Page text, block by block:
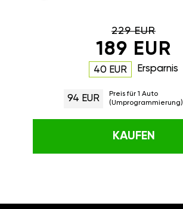
229 EUR
189 EUR
40 EUR Ersparnis
94 EUR
Preis für 1 Auto
(Umprogrammierung)
KAUFEN